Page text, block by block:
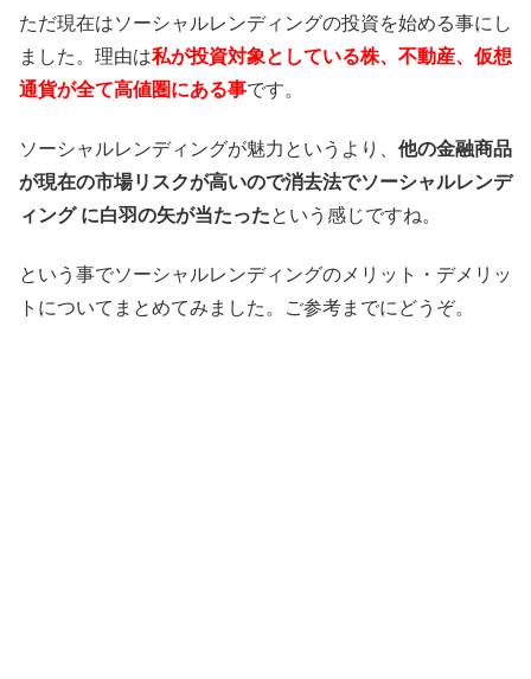
ただ現在はソーシャルレンディングの投資を始める事にし
ました。理由は私が投資対象としている株、不動産、仮想
通貨が全て高値圏にある事です。
ソーシャルレンディングが魅力というより、 他の金融商品
が現在の市場リスクが高いので消去法でソーシャルレンデ
ィング に白羽の矢が当たったという感じですね。
という事でソーシャルレンディングのメリット・デメリッ
トについてまとめてみました。ご参考までにどうぞ。